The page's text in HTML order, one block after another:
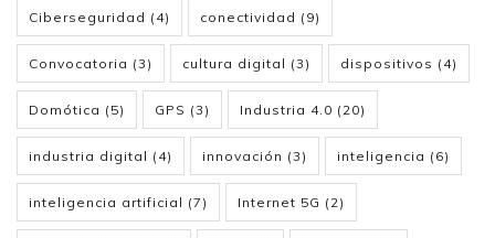
Ciberseguridad (4) conectividad (9)
Convocatoria (3) cultura digital (3) dispositivos (4)
Domótica (5) GPS (3) Industria 4.0 (20)
industria digital (4) innovación (3) inteligencia (6)
inteligencia artificial (7) Internet 5G (2)